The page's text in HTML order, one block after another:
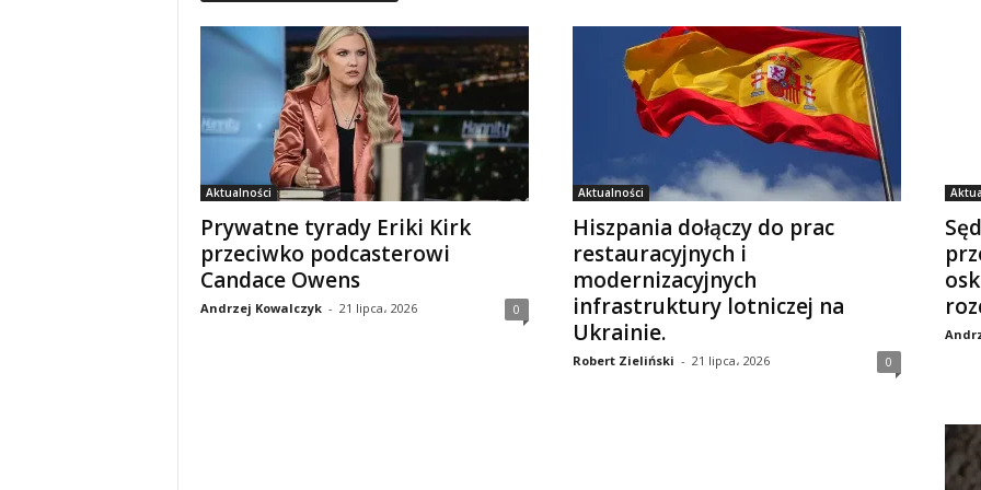
Aktualności
Prywatne tyrady Eriki Kirk
przeciwko podcasterowi
Candace Owens
Andrzej Kowalczyk - 21 lipca، 2026 0
Aktualności
Hiszpania dołączy do prac
restauracyjnych i
modernizacyjnych
infrastruktury lotniczej na
Ukrainie.
Robert Zieliński - 21 lipca، 2026 0